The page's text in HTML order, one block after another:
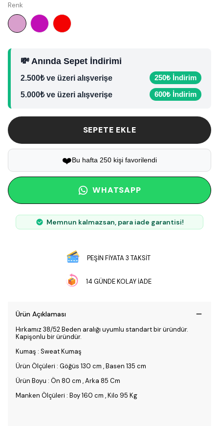
Renk
💸 Anında Sepet İndirimi
2.500₺ ve üzeri alışverişe 250₺ İndirim
5.000₺ ve üzeri alışverişe 600₺ İndirim
SEPETE EKLE
❤️Bu hafta 250 kişi favorilendi
WHATSAPP
Memnun kalmazsan, para iade garantisi!
PEŞİN FİYATA 3 TAKSİT
14 GÜNDE KOLAY İADE
Ürün Açıklaması
Hırkamız 38/52 Beden aralığı uyumlu standart bir üründür.
Kapişonlu bir üründür.
Kumaş : Sweat Kumaş
Ürün Ölçüleri : Göğüs 130 cm , Basen 135 cm
Ürün Boyu : Ön 80 cm , Arka 85 Cm
Manken Ölçüleri : Boy 160 cm , Kilo 95 Kg